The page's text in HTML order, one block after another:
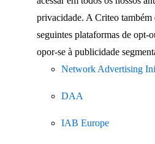
privacidade. A Criteo também
seguintes plataformas de opt-
opor-se à publicidade
Network Advertising
DAA
IAB Europe